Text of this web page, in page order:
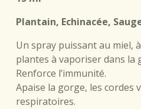
Plantain, Echinacée,
Un spray puissant au miel,
plantes à vaporiser dans la
Renforce l’immunité.
Apaise la gorge, les cordes
respiratoires.